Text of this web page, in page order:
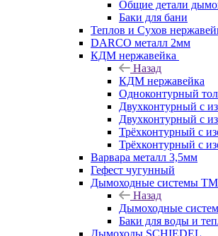
Общие детали
Баки для бани
Теплов и Сухов
DARCO металл 2мм
КДМ нержавейка
Назад
КДМ нержавейка
Одноконтурный
Двухконтурный с
Двухконтурный с
Трёхконтурный с
Трёхконтурный с
Варвара металл 3,5мм
Гефест чугунный
Дымоходные системы
Назад
Дымоходные
Баки для воды и
Дымоходы SCHIEDEL